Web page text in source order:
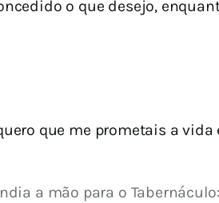
o que desejo,
que me prometais a
a mão para o Tabernáculo: